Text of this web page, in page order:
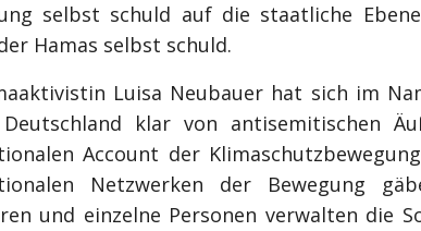
selbst schuld auf die staatliche
Hamas selbst schuld.
Luisa Neubauer hat sich im
klar von antisemitischen
Account der
Netzwerken der Bewegung
und einzelne Personen verwalten die